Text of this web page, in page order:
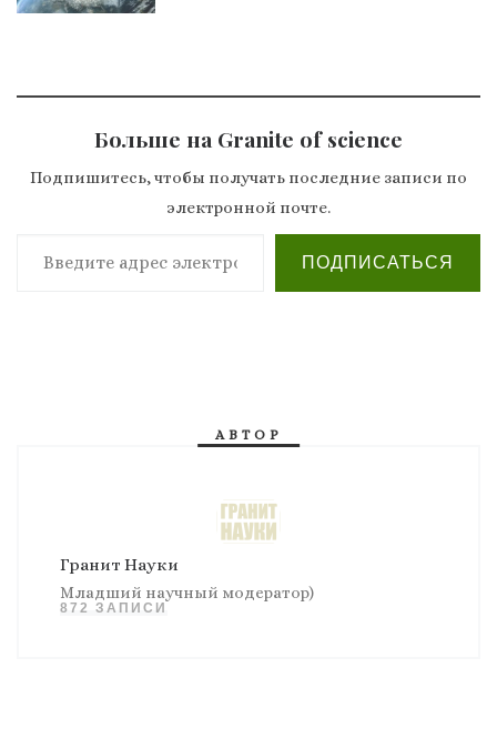
Больше на Granite of science
Подпишитесь, чтобы получать последние записи по
электронной почте.
Введите адрес электронной почты…
ПОДПИСАТЬСЯ
АВТОР
Гранит Науки
Младший научный модератор)
872 ЗАПИСИ